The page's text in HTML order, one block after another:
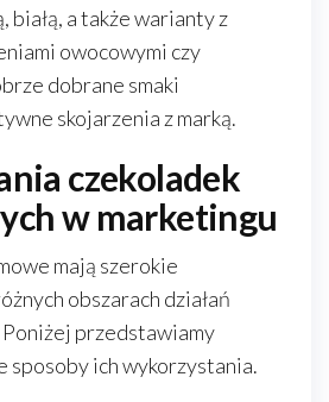
białą, a także warianty z
owocowymi czy
dobrane smaki
skojarzenia z marką.
czekoladek
w marketingu
mają szerokie
obszarach działań
przedstawiamy
sposoby ich wykorzystania.